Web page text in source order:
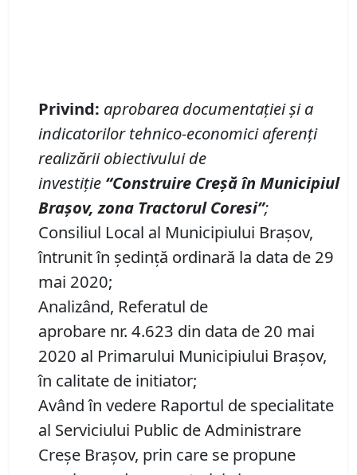
Privind: aprobarea documentațieiși a
indicatorilor tehnico-economici aferenți
realizării obiectivului de
investiție “Construire CreșăînMunicipiul
Brașov, zona Tractorul Coresi”;
Consiliul Local al Municipiului Brașov,
întrunit în ședință ordinară la data de 29
mai 2020;
Analizând, Referatul de
aprobare nr. 4.623 din data de 20 mai
2020 al Primarului Municipiului Brașov,
în calitate de initiator;
Având în vedere Raportul de specialitate
al Serviciului Public de Administrare
Creşe Braşov, prin care se propune